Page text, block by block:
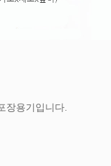
장용기입니다.